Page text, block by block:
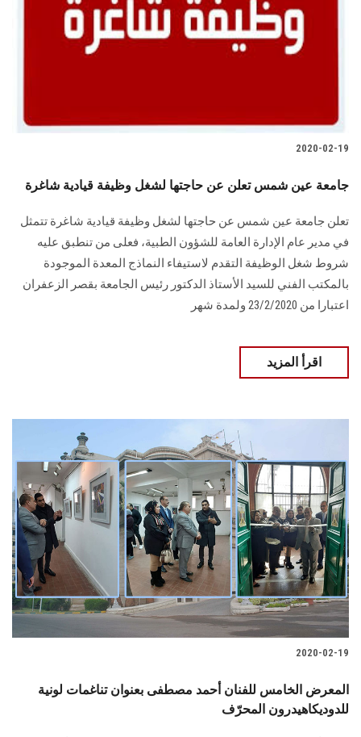
2020-02-19
جامعة عين شمس تعلن عن حاجتها لشغل وظيفة قيادية شاغرة
تعلن جامعة عين شمس عن حاجتها لشغل وظيفة قيادية شاغرة تتمثل
في مدير عام الإدارة العامة للشؤون الطبية، فعلى من تنطبق عليه
شروط شغل الوظيفة التقدم لاستيفاء النماذج المعدة الموجودة
بالمكتب الفني للسيد الأستاذ الدكتور رئيس الجامعة بقصر الزعفران
اعتبارا من 23/2/2020 ولمدة شهر
اقرأ المزيد
2020-02-19
المعرض الخامس للفنان أحمد مصطفى بعنوان تناغمات لونية
للدوديكاهيدرون المحرّف